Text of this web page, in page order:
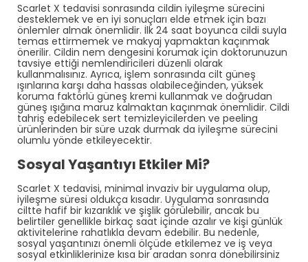
Scarlet X tedavisi sonrasında cildin iyileşme sürecini
desteklemek ve en iyi sonuçları elde etmek için bazı
önlemler almak önemlidir. İlk 24 saat boyunca cildi suyla
temas ettirmemek ve makyaj yapmaktan kaçınmak
önerilir. Cildin nem dengesini korumak için doktorunuzun
tavsiye ettiği nemlendiricileri düzenli olarak
kullanmalısınız. Ayrıca, işlem sonrasında cilt güneş
ışınlarına karşı daha hassas olabileceğinden, yüksek
koruma faktörlü güneş kremi kullanmak ve doğrudan
güneş ışığına maruz kalmaktan kaçınmak önemlidir. Cildi
tahriş edebilecek sert temizleyicilerden ve peeling
ürünlerinden bir süre uzak durmak da iyileşme sürecini
olumlu yönde etkileyecektir.
Sosyal Yaşantıyı Etkiler Mi?
Scarlet X tedavisi, minimal invaziv bir uygulama olup,
iyileşme süresi oldukça kısadır. Uygulama sonrasında
ciltte hafif bir kızarıklık ve şişlik görülebilir, ancak bu
belirtiler genellikle birkaç saat içinde azalır ve kişi günlük
aktivitelerine rahatlıkla devam edebilir. Bu nedenle,
sosyal yaşantınızı önemli ölçüde etkilemez ve iş veya
sosyal etkinliklerinize kısa bir aradan sonra dönebilirsiniz